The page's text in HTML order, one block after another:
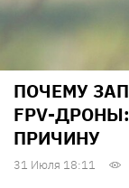
ПОЧЕМУ
FPV-
ПРИЧИНУ
31 Июля 18:11